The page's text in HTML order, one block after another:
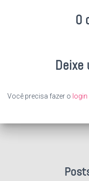
0
Deixe
Você precisa fazer o login